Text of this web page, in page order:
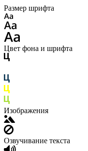
Размер шрифта
Цвет фона и шрифта
Изображения
Озвучивание текста